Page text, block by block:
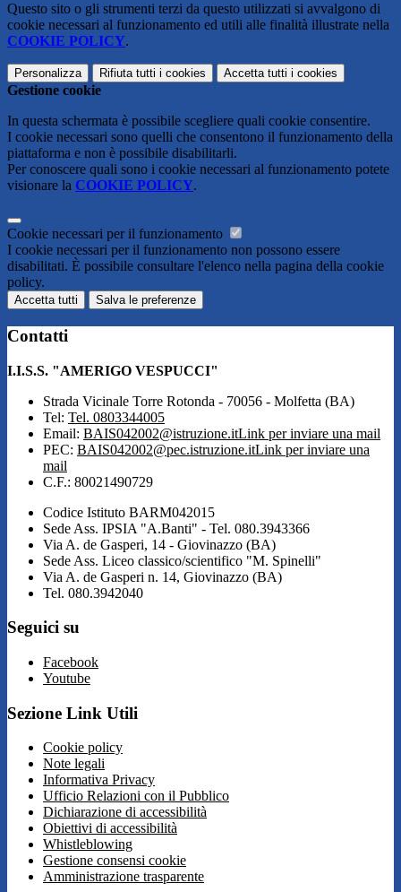
Questo sito o gli strumenti terzi da questo utilizzati si avvalgono di
cookie necessari al funzionamento ed utili alle finalità illustrate nella
COOKIE POLICY.
Personalizza Rifiuta tutti i cookies Accetta tutti i cookies
Gestione cookie
In questa schermata è possibile scegliere quali cookie consentire.
I cookie necessari sono quelli che consentono il funzionamento della
piattaforma e non è possibile disabilitarli.
Per conoscere quali sono i cookie necessari al funzionamento potete
visionare la COOKIE POLICY.
Cookie necessari per il funzionamento
I cookie necessari per il funzionamento non possono essere
disabilitati. È possibile consultare l'elenco nella pagina della cookie
policy.
Accetta tutti Salva le preferenze
Contatti
I.I.S.S. "AMERIGO VESPUCCI"
Strada Vicinale Torre Rotonda - 70056 - Molfetta (BA)
Tel: Tel. 0803344005
Email: BAIS042002@istruzione.itLink per inviare una mail
PEC: BAIS042002@pec.istruzione.itLink per inviare una
mail
C.F.: 80021490729
Codice Istituto BARM042015
Sede Ass. IPSIA "A.Banti" - Tel. 080.3943366
Via A. de Gasperi, 14 - Giovinazzo (BA)
Sede Ass. Liceo classico/scientifico "M. Spinelli"
Via A. de Gasperi n. 14, Giovinazzo (BA)
Tel. 080.3942040
Seguici su
Facebook
Youtube
Sezione Link Utili
Cookie policy
Note legali
Informativa Privacy
Ufficio Relazioni con il Pubblico
Dichiarazione di accessibilità
Obiettivi di accessibilità
Whistleblowing
Gestione consensi cookie
Amministrazione trasparente